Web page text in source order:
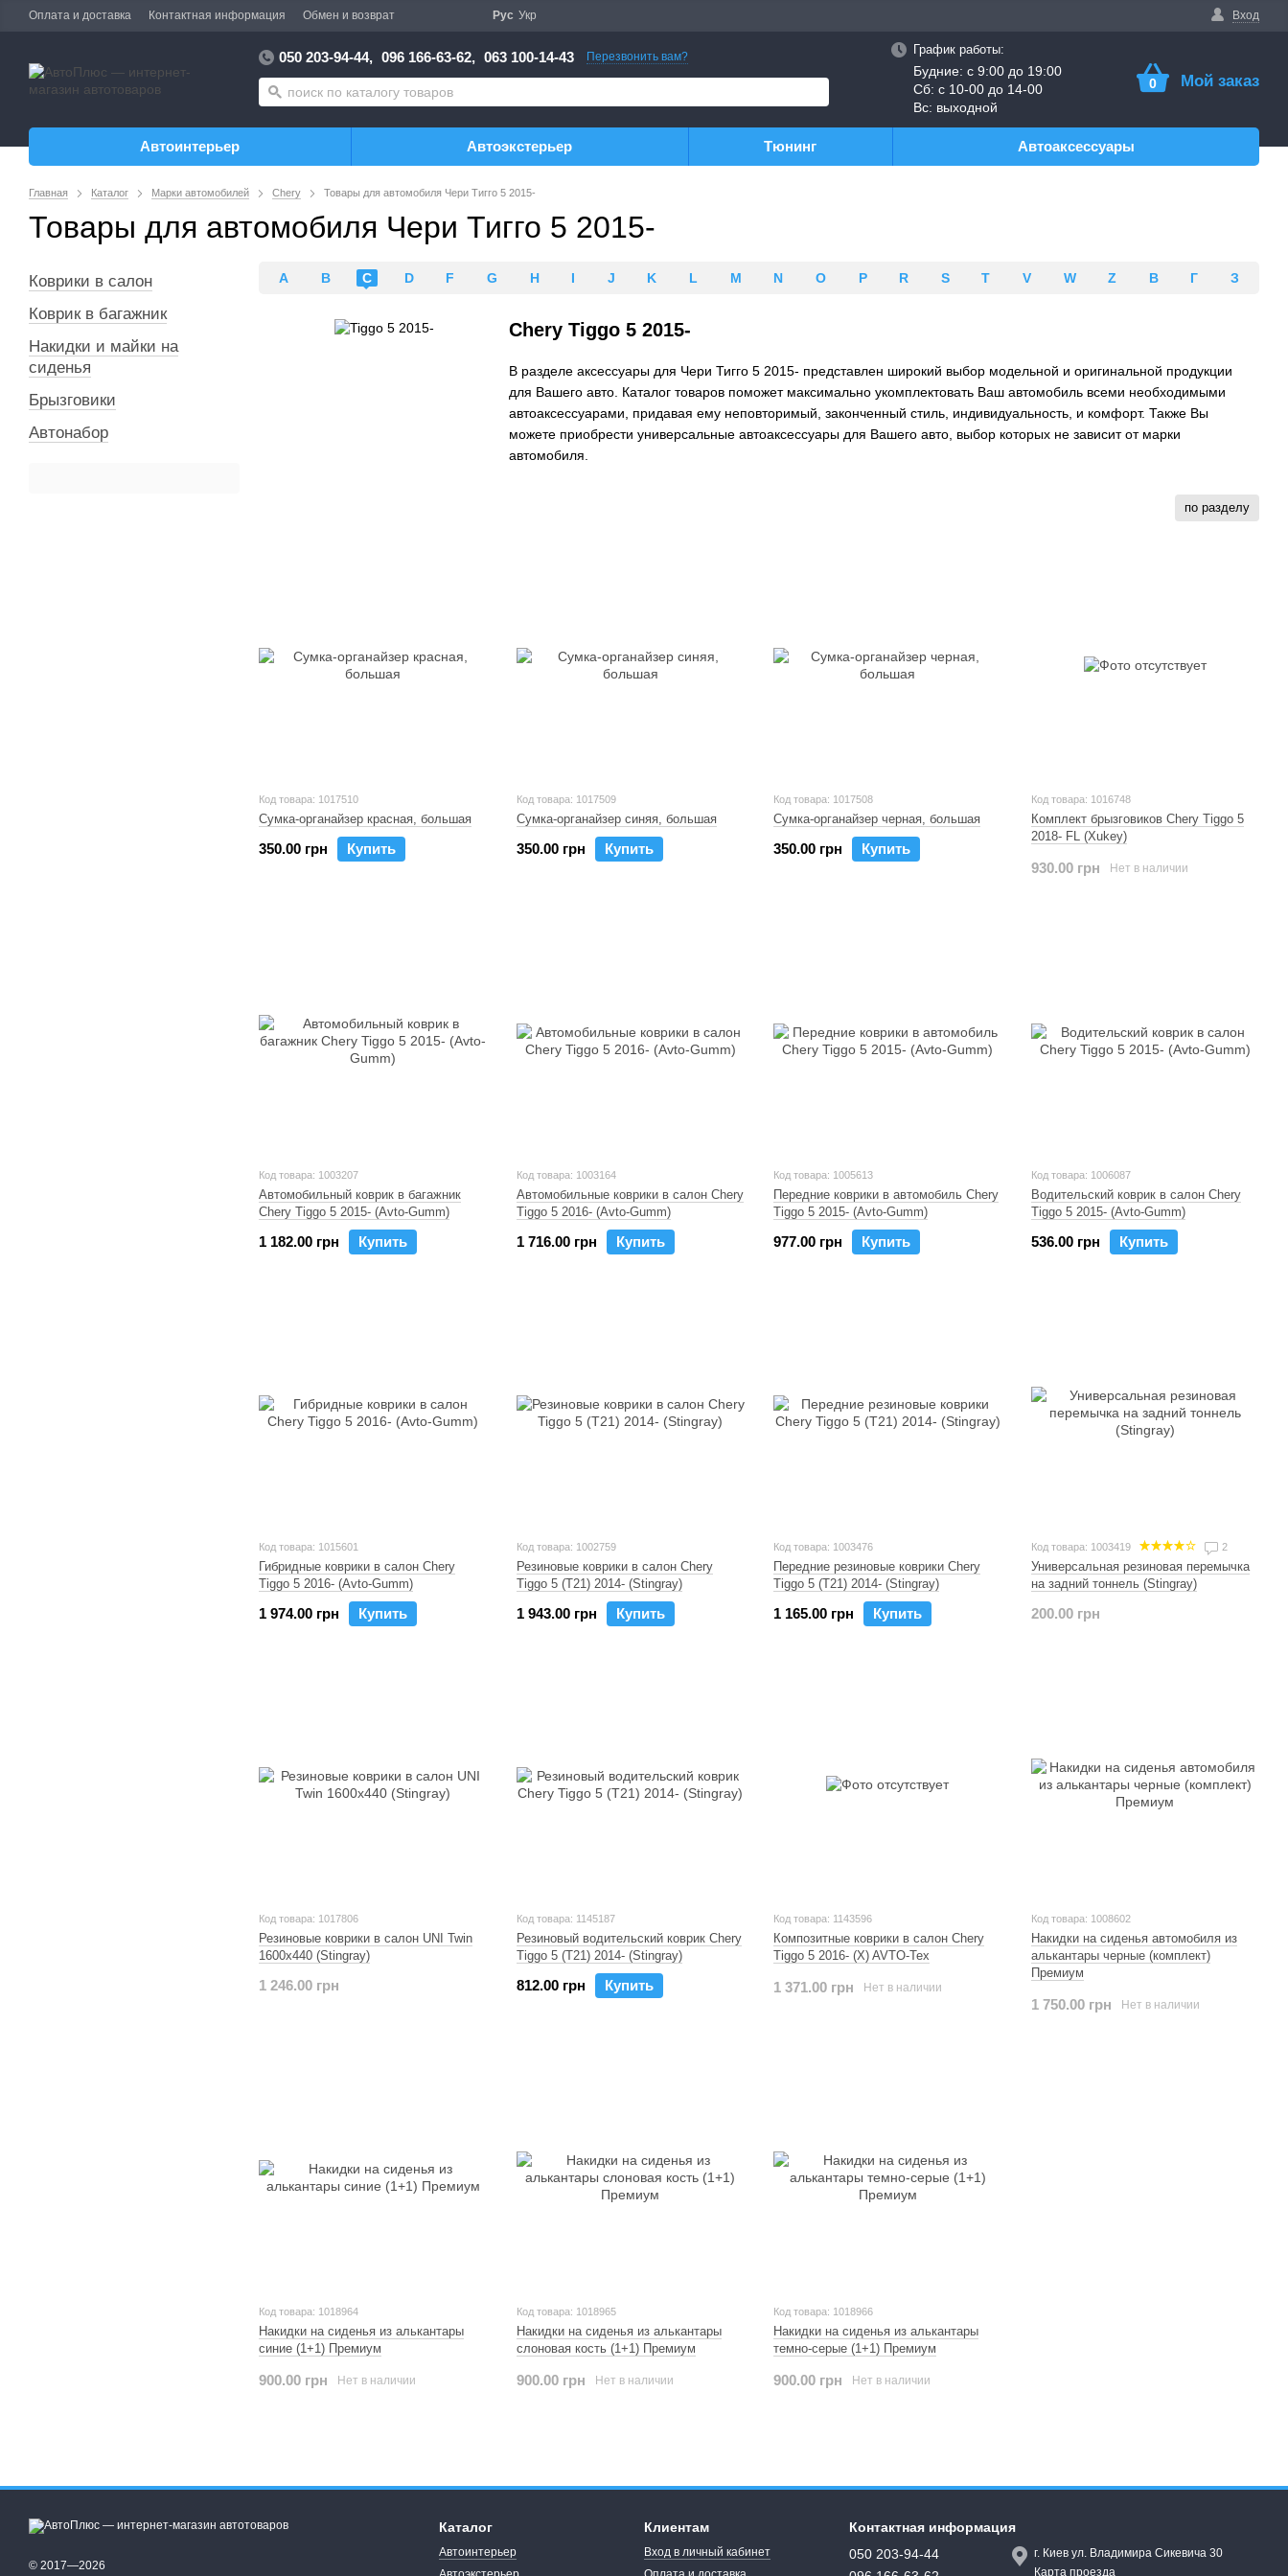
Оплата и доставка Контактная информация Обмен и возврат Вход
Рус Укр
050 203-94-44, 096 166-63-62, 063 100-14-43 Перезвонить вам? График работы:
Будние: с 9:00 до 19:00
Сб: с 10-00 до 14-00
Вс: выходной
0 Мой заказ
Автоинтерьер Автоэкстерьер Тюнинг Автоаксессуары
Главная Каталог Марки автомобилей Chery Товары для автомобиля Чери Тигго 5 2015-
Товары для автомобиля Чери Тигго 5 2015-
A B C D F G H I J K L M N O P R S T V W Z В Г З
Chery Tiggo 5 2015-
В разделе аксессуары для Чери Тигго 5 2015- представлен широкий выбор модельной и оригинальной продукции
для Вашего авто. Каталог товаров поможет максимально укомплектовать Ваш автомобиль всеми необходимыми
автоаксессуарами, придавая ему неповторимый, законченный стиль, индивидуальность, и комфорт. Также Вы
можете приобрести универсальные автоаксессуары для Вашего авто, выбор которых не зависит от марки
автомобиля.
по разделу
Код товара: 1017510
Сумка-органайзер красная, большая
350.00 грн Купить
Код товара: 1017509
Сумка-органайзер синяя, большая
350.00 грн Купить
Код товара: 1017508
Сумка-органайзер черная, большая
350.00 грн Купить
Код товара: 1016748
Комплект брызговиков Chery Tiggo 5
2018- FL (Xukey)
930.00 грн Нет в наличии
Код товара: 1003207
Автомобильный коврик в багажник
Chery Tiggo 5 2015- (Avto-Gumm)
1 182.00 грн Купить
Код товара: 1003164
Автомобильные коврики в салон Chery
Tiggo 5 2016- (Avto-Gumm)
1 716.00 грн Купить
Код товара: 1005613
Передние коврики в автомобиль Chery
Tiggo 5 2015- (Avto-Gumm)
977.00 грн Купить
Код товара: 1006087
Водительский коврик в салон Chery
Tiggo 5 2015- (Avto-Gumm)
536.00 грн Купить
Код товара: 1015601
Гибридные коврики в салон Chery
Tiggo 5 2016- (Avto-Gumm)
1 974.00 грн Купить
Код товара: 1002759
Резиновые коврики в салон Chery
Tiggo 5 (T21) 2014- (Stingray)
1 943.00 грн Купить
Код товара: 1003476
Передние резиновые коврики Chery
Tiggo 5 (T21) 2014- (Stingray)
1 165.00 грн Купить
Код товара: 1003419 2
Универсальная резиновая перемычка
на задний тоннель (Stingray)
200.00 грн
Код товара: 1017806
Резиновые коврики в салон UNI Twin
1600x440 (Stingray)
1 246.00 грн
Код товара: 1145187
Резиновый водительский коврик Chery
Tiggo 5 (T21) 2014- (Stingray)
812.00 грн Купить
Код товара: 1143596
Композитные коврики в салон Chery
Tiggo 5 2016- (X) AVTO-Tex
1 371.00 грн Нет в наличии
Код товара: 1008602
Накидки на сиденья автомобиля из
алькантары черные (комплект)
Премиум
1 750.00 грн Нет в наличии
Код товара: 1018964
Накидки на сиденья из алькантары
синие (1+1) Премиум
900.00 грн Нет в наличии
Код товара: 1018965
Накидки на сиденья из алькантары
слоновая кость (1+1) Премиум
900.00 грн Нет в наличии
Код товара: 1018966
Накидки на сиденья из алькантары
темно-серые (1+1) Премиум
900.00 грн Нет в наличии
Коврики в салон
Коврик в багажник
Накидки и майки на
сиденья
Брызговики
Автонабор
© 2017—2026
Каталог
Автоинтерьер
Клиентам
Вход в личный кабинет
Контактная информация
050 203-94-44
г. Киев ул. Владимира Сикевича 30
Карта проезда